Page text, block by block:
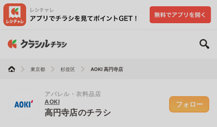
東京都 杉並区 AOKI 高円寺店
アパレル・衣料品店
AOKI
高円寺店のチラシ
フォロー